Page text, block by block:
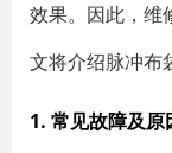
效果。因此，维
文将介绍脉冲布
1. 常见故障及原